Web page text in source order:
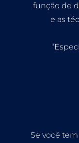
função de
e as
Se você